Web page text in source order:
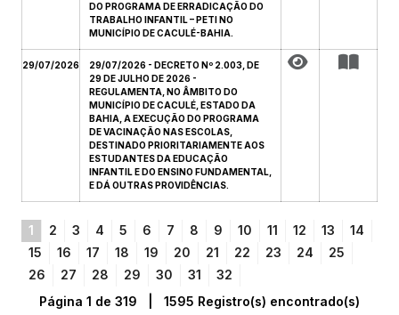
DO PROGRAMA DE ERRADICAÇÃO DO
TRABALHO INFANTIL – PETI NO
MUNICÍPIO DE CACULÉ-BAHIA.
29/07/2026
29/07/2026 - DECRETO Nº 2.003, DE
29 DE JULHO DE 2026 -
REGULAMENTA, NO ÂMBITO DO
MUNICÍPIO DE CACULÉ, ESTADO DA
BAHIA, A EXECUÇÃO DO PROGRAMA
DE VACINAÇÃO NAS ESCOLAS,
DESTINADO PRIORITARIAMENTE AOS
ESTUDANTES DA EDUCAÇÃO
INFANTIL E DO ENSINO FUNDAMENTAL,
E DÁ OUTRAS PROVIDÊNCIAS.
1 2 3 4 5 6 7 8 9 10 11 12 13
14
15
16 17 18 19 20 21 22 23 24
25
26
27 28 29 30 31 32
Página 1 de 319 | 1595 Registro(s) encontrado(s)